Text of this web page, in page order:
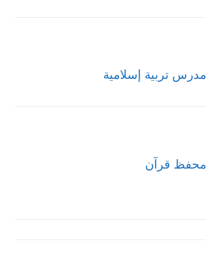
مدرس تربية إسلامية
محفظ قرآن